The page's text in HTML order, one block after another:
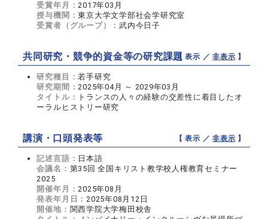
受賞年月：2017年03月
授与機関：東京大学文学部社会学研究室
受賞者（グループ）：武内今日子
共同研究・競争的資金等の研究課題【 表示 ／非表示 】
研究種目：若手研究
研究期間：2025年04月 ～ 2029年03月
タイトル： トランスの人々の経験の交差性に着目したオ
ーラルヒストリー研究
講演・口頭発表等 【 表示 ／非表示 】
記述言語： 日本語
会議名： 第35回 全国キリスト教学校人権教育セミナー
2025
開催年月：2025年08月
発表年月日：2025年08月12日
開催地： 関西学院大学梅田校舎